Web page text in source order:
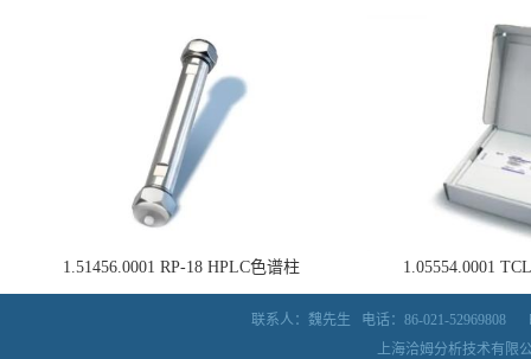
1.51456.0001 RP-18 HPLC色谱柱 1.05554.0001
联系人：魏先生 电话：86-021-52969808
上海洽姆分析技术有限